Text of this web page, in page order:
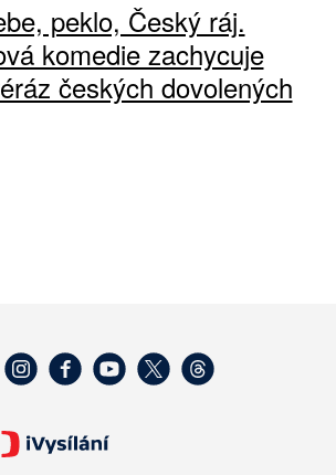
peklo, Český ráj.
komedie zachycuje
českých dovolených